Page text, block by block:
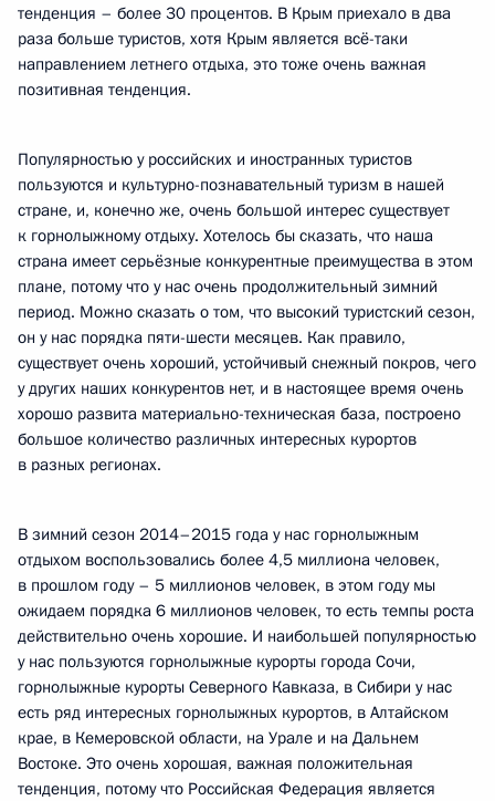
тенденция – более 30 процентов. В Крым приехало в два
раза больше туристов, хотя Крым является всё-таки
направлением летнего отдыха, это тоже очень важная
позитивная тенденция.
Популярностью у российских и иностранных туристов
пользуются и культурно-познавательный туризм в нашей
стране, и, конечно же, очень большой интерес существует
к горнолыжному отдыху. Хотелось бы сказать, что наша
страна имеет серьёзные конкурентные преимущества в этом
плане, потому что у нас очень продолжительный зимний
период. Можно сказать о том, что высокий туристский сезон,
он у нас порядка пяти-шести месяцев. Как правило,
существует очень хороший, устойчивый снежный покров, чего
у других наших конкурентов нет, и в настоящее время очень
хорошо развита материально-техническая база, построено
большое количество различных интересных курортов
в разных регионах.
В зимний сезон 2014–2015 года у нас горнолыжным
отдыхом воспользовались более 4,5 миллиона человек,
в прошлом году – 5 миллионов человек, в этом году мы
ожидаем порядка 6 миллионов человек, то есть темпы роста
действительно очень хорошие. И наибольшей популярностью
у нас пользуются горнолыжные курорты города Сочи,
горнолыжные курорты Северного Кавказа, в Сибири у нас
есть ряд интересных горнолыжных курортов, в Алтайском
крае, в Кемеровской области, на Урале и на Дальнем
Востоке. Это очень хорошая, важная положительная
тенденция, потому что Российская Федерация является